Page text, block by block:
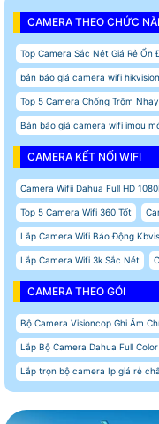
CAMERA THEO CHỨC
Top Camera Sắc Nét Giá Rẻ Ổn
bản báo giá camera wifi
Top 5 Camera Chống Trộm Nhạy
Bản báo giá camera wifi imou
CAMERA KẾT NỐI WIFI
Camera Wifii Dahua Full HD
Top 5 Camera Wifi 360 Tốt
Lắp Camera Wifi Báo Động
Lắp Camera Wifi 3k Sắc Nét
CAMERA THEO GÓI
Bộ Camera Visioncop Ghi Âm
Lắp Bộ Camera Dahua Full
Lắp trọn bộ camera Ip giá rẻ